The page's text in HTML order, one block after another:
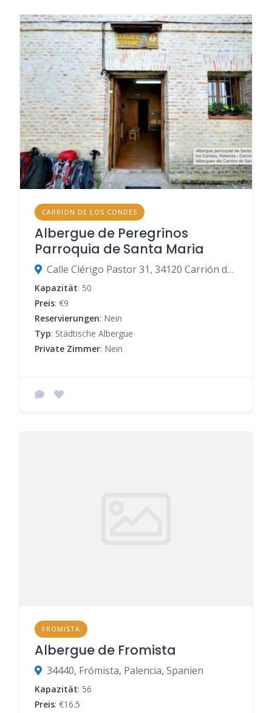
CARRION DE LOS CONDES
Albergue de Peregrinos
Parroquia de Santa Maria
Calle Clérigo Pastor 31, 34120 Carrión de los Condes, Palencia, Spanien
Kapazität: 50
Preis: €9
Reservierungen: Nein
Typ: Städtische Albergue
Private Zimmer: Nein
FROMISTA
Albergue de Fromista
34440, Frómista, Palencia, Spanien
Kapazität: 56
Preis: €16.5